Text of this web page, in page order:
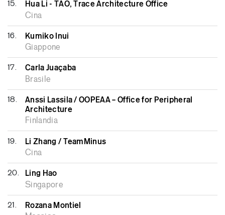
15. Hua Li - TAO, Trace Architecture Office
Cina
16. Kumiko Inui
Giappone
17. Carla Juaçaba
Brasile
18.
Anssi Lassila / OOPEAA – Office for Peripheral
Architecture
Finlandia
19. Li Zhang / TeamMinus
Cina
20. Ling Hao
Singapore
21. Rozana Montiel